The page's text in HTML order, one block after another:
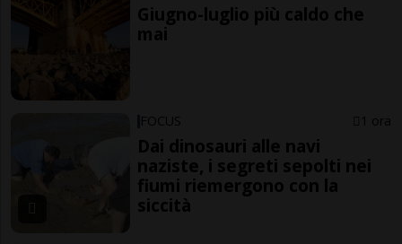
Giugno-luglio più caldo che
mai
FOCUS 1 ora
Dai dinosauri alle navi
naziste, i segreti sepolti nei
fiumi riemergono con la
siccità